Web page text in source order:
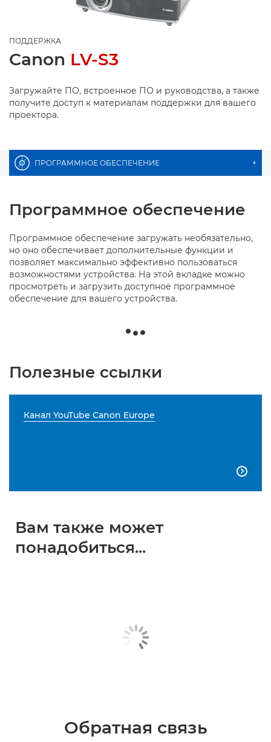
ПОДДЕРЖКА
Canon LV-S3
Загружайте ПО, встроенное ПО и руководства, а также
получите доступ к материалам поддержки для вашего
проектора.
ПРОГРАММНОЕ ОБЕСПЕЧЕНИЕ +
Программное обеспечение
Программное обеспечение загружать необязательно,
но оно обеспечивает дополнительные функции и
позволяет максимально эффективно пользоваться
возможностями устройства. На этой вкладке можно
просмотреть и загрузить доступное программное
обеспечение для вашего устройства.
Полезные ссылки
Канал YouTube Canon Europe

Вам также может
понадобиться...
Обратная связь